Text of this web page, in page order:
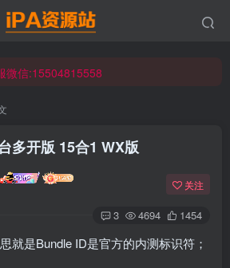
信:15504815558
微信:15504815558
多开版 15合1 WX版
关注
3 4694 1454
就是Bundle ID是官方的内测标识符；